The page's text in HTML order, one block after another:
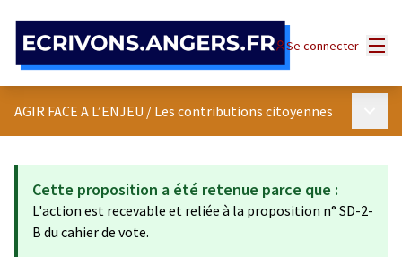
Se connecter
AGIR FACE A L’ENJEU / Les contributions citoyennes
Cette proposition a été retenue parce que :
L'action est recevable et reliée à la proposition n° SD-2-
B du cahier de vote.